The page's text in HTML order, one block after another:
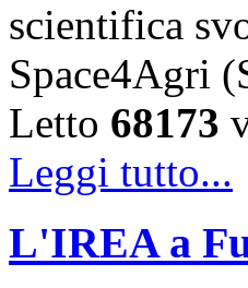
scientifica
Space4Agri
Letto 68173
Leggi tutto...
L'IREA a